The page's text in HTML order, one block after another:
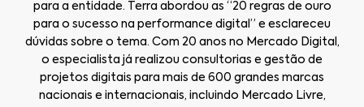
para a entidade. Terra abordou as “20 regras de ouro
para o sucesso na performance digital” e esclareceu
dúvidas sobre o tema. Com 20 anos no Mercado Digital,
o especialista já realizou consultorias e gestão de
projetos digitais para mais de 600 grandes marcas
nacionais e internacionais, incluindo Mercado Livre,